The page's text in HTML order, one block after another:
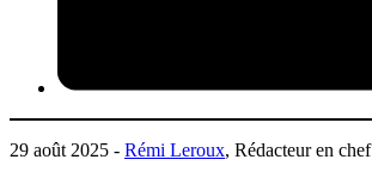
29 août 2025 - Rémi Leroux, Rédacteur en chef